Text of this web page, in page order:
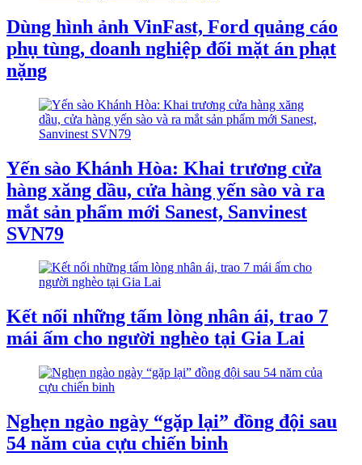
Dùng hình ảnh VinFast, Ford quảng cáo
phụ tùng, doanh nghiệp đối mặt án phạt
nặng
Yến sào Khánh Hòa: Khai trương cửa
hàng xăng dầu, cửa hàng yến sào và ra
mắt sản phẩm mới Sanest, Sanvinest
SVN79
Kết nối những tấm lòng nhân ái, trao 7
mái ấm cho người nghèo tại Gia Lai
Nghẹn ngào ngày “gặp lại” đồng đội sau
54 năm của cựu chiến binh